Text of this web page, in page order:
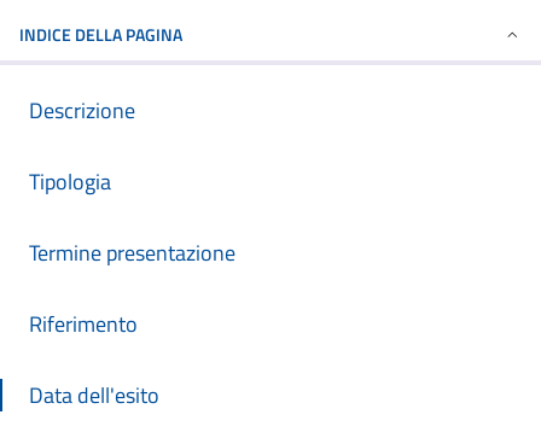
INDICE DELLA PAGINA
Descrizione
Tipologia
Termine presentazione
Riferimento
Data dell'esito